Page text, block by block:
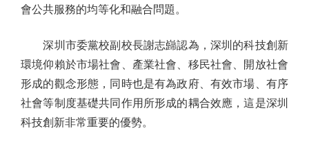
會公共服務的均等化和融合問題。
深圳市委黨校副校長謝志巋認為，深圳的科技創新
環境仰賴於市場社會、產業社會、移民社會、開放社會
形成的觀念形態，同時也是有為政府、有效市場、有序
社會等制度基礎共同作用所形成的耦合效應，這是深圳
科技創新非常重要的優勢。